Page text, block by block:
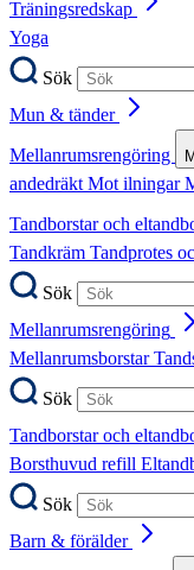
Träningsredskap
Yoga
Sök
Mun & tänder
Mellanrumsrengöring
andedräktMot ilningar
Tandborstar och
Tandkräm Tandprotes
Sök
Mellanrumsrengöring
Mellanrumsborstar
Sök
Tandborstar och
Borsthuvud refill
Sök
Barn & förälder